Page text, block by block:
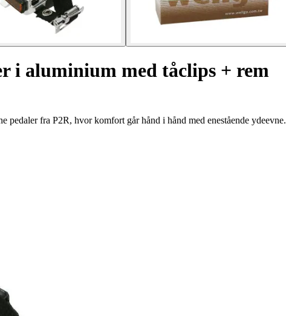
i aluminium med tåclips + rem
fra P2R, hvor komfort går hånd i hånd med enestående ydeevne.